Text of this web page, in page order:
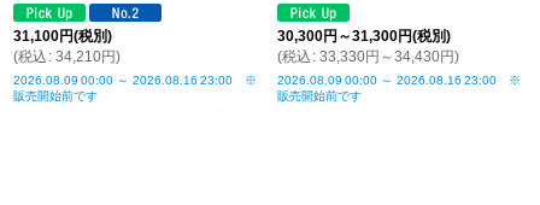
31,100円(税別)
(税込 : 34,210円)
2026.08.09 00:00 ～ 2026.08.16 23:00 ※
販売開始前です
30,300円 ～31,300円(税別)
(税込 : 33,330円 ～34,430円)
2026.08.09 00:00 ～ 2026.08.16 23:00 ※
販売開始前です